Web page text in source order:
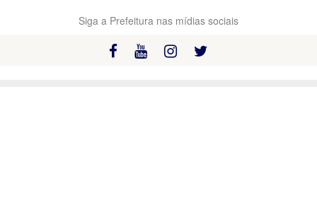
Siga a Prefeitura nas mídias sociais